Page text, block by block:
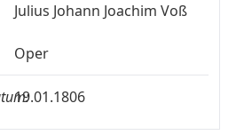
Julius Johann Joachim Voß
Oper
19.01.1806